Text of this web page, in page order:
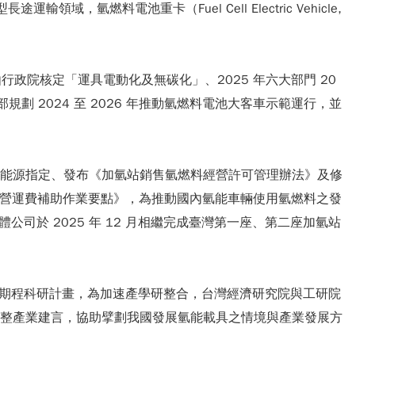
途運輸領域，氫燃料電池重卡（Fuel Cell Electric Vehicle,
政院核定「運具電動化及無碳化」、2025 年六大部門 20
規劃 2024 至 2026 年推動氫燃料電池大客車示範運行，並
源指定、發布《加氫站銷售氫燃料經營許可管理辦法》及修
費補助作業要點》，為推動國內氫能車輛使用氫燃料之發
公司於 2025 年 12 月相繼完成臺灣第一座、第二座加氫站
程科研計畫，為加速產學研整合，台灣經濟研究院與工研院
產業建言，協助擘劃我國發展氫能載具之情境與產業發展方